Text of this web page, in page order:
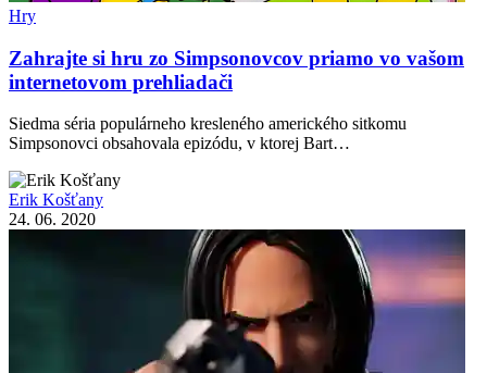
Hry
Zahrajte si hru zo Simpsonovcov priamo vo vašom
internetovom prehliadači
Siedma séria populárneho kresleného amerického sitkomu
Simpsonovci obsahovala epizódu, v ktorej Bart…
Erik Košťany
24. 06. 2020